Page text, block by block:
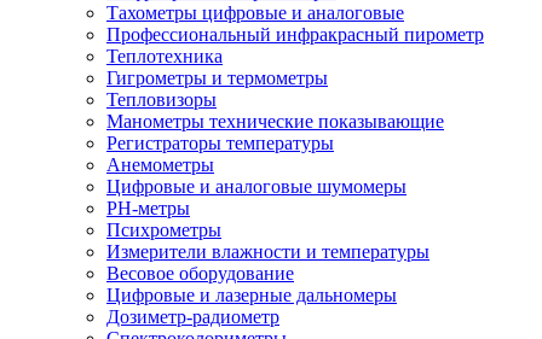
Тахометры цифровые и аналоговые
Профессиональный инфракрасный пирометр
Теплотехника
Гигрометры и термометры
Тепловизоры
Манометры технические показывающие
Регистраторы температуры
Анемометры
Цифровые и аналоговые шумомеры
PH-метры
Психрометры
Измерители влажности и температуры
Весовое оборудование
Цифровые и лазерные дальномеры
Дозиметр-радиометр